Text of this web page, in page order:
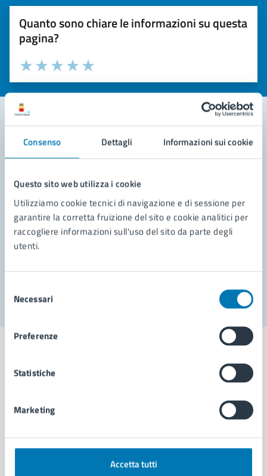
Consenso Dettagli Informazioni sui cookie
Questo sito web utilizza i cookie
Utilizziamo cookie tecnici di navigazione e di sessione per
garantire la corretta fruizione del sito e cookie analitici per
raccogliere informazioni sull'uso del sito da parte degli
utenti.
delNecessari
Preferenze
Statistiche
Marketing
Accetta tutti
Quanto sono chiare le informazioni su questa
pagina?
Valuta la chiarezza delle informazioni (da 1 a 5 stelle)
Seleziona il numero di stelle per valutare la chiarezza delle
Valuta 5 stelle su 5
Valuta 4 stelle su 5
Valuta 3 stelle su 5
Valuta 2 stelle su 5
Valuta 1 stelle su 5
Contatta il comune
Richiedi assistenza
Prenota appuntamento
Problemi in città
Aree amministrative